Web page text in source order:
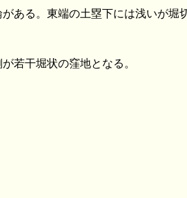
ある。東端の土塁下には浅いが堀
若干堀状の窪地となる。